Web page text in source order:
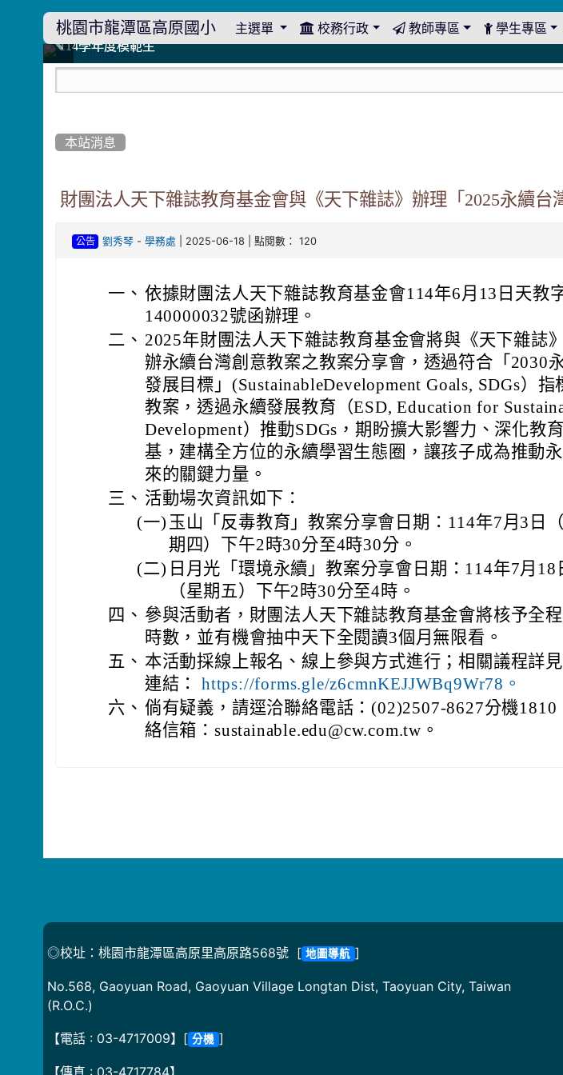
桃園市龍潭區高原國小 主選單 校務行政 教師專區 學生專區
114學年度模範生
114學年度模範生
高原110 追夢向前行
高原110 追夢向前行
橄欖樹群
橄欖樹群
:::
本站消息
財團法人天下雜誌教育基金會與《天下雜誌》辦理「2025永續台
公告 劉秀琴 -學務處 | 2025-06-18 | 點閱數： 120
一、 依據財團法人天下雜誌教育基金會114年6月13日天教
140000032號函辦理。
二、 2025年財團法人天下雜誌教育基金會將與《天下雜誌
辦永續台灣創意教案之教案分享會，透過符合「2030
發展目標」(SustainableDevelopment Goals, SDGs）指
教案，透過永續發展教育（ESD, Education for
Development）推動SDGs，期盼擴大影響力、深化教
基，建構全方位的永續學習生態圈，讓孩子成為推動
來的關鍵力量。
三、 活動場次資訊如下：
(一) 玉山「反毒教育」教案分享會日期：114年7月3日
期四）下午2時30分至4時30分。
(二) 日月光「環境永續」教案分享會日期：114年7月18
（星期五）下午2時30分至4時。
四、 參與活動者，財團法人天下雜誌教育基金會將核予全
時數，並有機會抽中天下全閱讀3個月無限看。
五、 本活動採線上報名、線上參與方式進行；相關議程詳
連結： https://forms.gle/z6cmnKEJJWBq9Wr78。
六、 倘有疑義，請逕洽聯絡電話：(02)2507-8627分機1810
絡信箱：sustainable.edu@cw.com.tw。
◎校址：桃園市龍潭區高原里高原路568號 [ 地圖導航 ]
No.568, Gaoyuan Road, Gaoyuan Village Longtan Dist, Taoyuan City, Taiwan
(R.O.C.)
【電話 : 03-4717009】[ 分機 ]
【傳真 : 03-4717784】